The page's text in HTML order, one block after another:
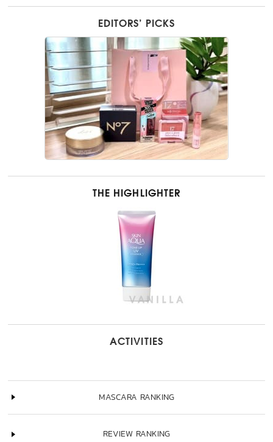
EDITORS’ PICKS
THE HIGHLIGHTER
ACTIVITIES
MASCARA RANKING
REVIEW RANKING